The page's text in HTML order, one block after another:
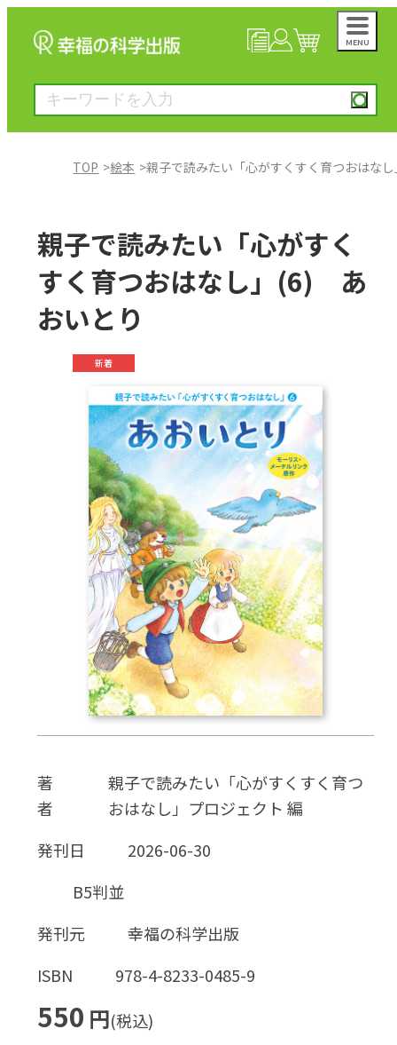
MENU
一般書
絵本
雑誌
CD
DVD・ブルーレイ
雑貨
外国語
TOP 絵本 親子で読みたい「心がすくすく育つおはな
親子で読みたい「心がすく
すく育つおはなし」(6) あ
おいとり
新着
著
者
親子で読みたい「心がすくすく育つ
おはなし」プロジェクト 編
発刊日
2026-06-30
B5判並
発刊元
幸福の科学出版
ISBN
978-4-8233-0485-9
550 円(税込)